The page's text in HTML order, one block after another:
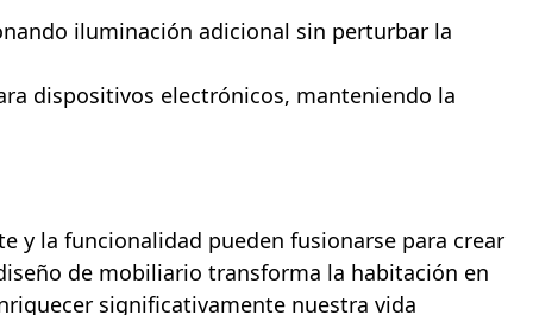
iluminación adicional sin perturbar la
dispositivos electrónicos, manteniendo la
y la funcionalidad pueden fusionarse para crear
de mobiliario transforma la habitación en
significativamente nuestra vida